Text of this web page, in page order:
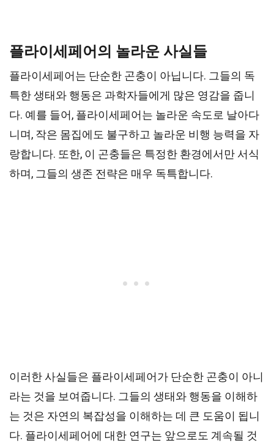
플라이세페어의 놀라운 사실들
플라이세페어는 단순한 곤충이 아닙니다. 그들의 독
특한 생태와 행동은 과학자들에게 많은 영감을 줍니
다. 예를 들어, 플라이세페어는 놀라운 속도로 날아다
니며, 작은 몸집에도 불구하고 놀라운 비행 능력을 자
랑합니다. 또한, 이 곤충들은 특정한 환경에서만 서식
하며, 그들의 생존 전략은 매우 독특합니다.
이러한 사실들은 플라이세페어가 단순한 곤충이 아니
라는 것을 보여줍니다. 그들의 생태와 행동을 이해하
는 것은 자연의 복잡성을 이해하는 데 큰 도움이 됩니
다. 플라이세페어에 대한 연구는 앞으로도 계속될 것